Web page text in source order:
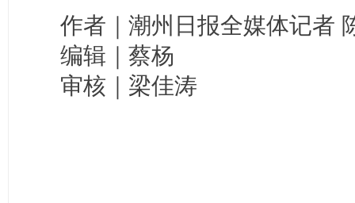
作者｜潮州日报全媒体记者
编辑｜蔡杨
审核｜梁佳涛